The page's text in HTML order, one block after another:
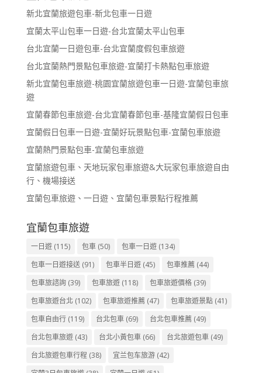
新北宜蘭旅遊包車-新北包車一日遊
宜蘭太平山包車一日遊-台北宜蘭太平山包車
台北宜蘭一日遊包車-台北宜蘭度假包車旅遊
台北宜蘭熱門景點包車旅遊-宜蘭打卡熱點包車旅遊
新北宜蘭包車旅遊-桃園宜蘭旅遊包車一日遊-宜蘭包車旅
遊
宜蘭春節包車旅遊-台北宜蘭春節包車-基隆宜蘭假日包車
宜蘭假日包車一日遊-宜蘭好玩景點包車-宜蘭包車旅遊
宜蘭熱門景點包車-宜蘭包車旅遊
宜蘭旅遊包車、天地玩家包車旅遊&大玩家包車旅遊自由
行、機場接送
宜蘭包車旅遊、一日遊、宜蘭包車景點行程推薦
宜蘭包車旅遊
一日遊(115) 包車(50) 包車一日遊(134)
包車一日遊接送(91) 包車半日遊(45) 包車推薦(44)
包車旅諮詢(39) 包車旅遊(118) 包車旅遊價格(39)
包車旅遊台北 (102) 包車旅遊推薦(47) 包車旅遊景點(41)
包車自由行(119) 台北包車(69) 台北包車推薦(49)
台北包車旅遊(43) 台北小黃包車(66) 台北旅遊包車(49)
台北旅遊包車行程 (38) 宜兰包车旅游(42)